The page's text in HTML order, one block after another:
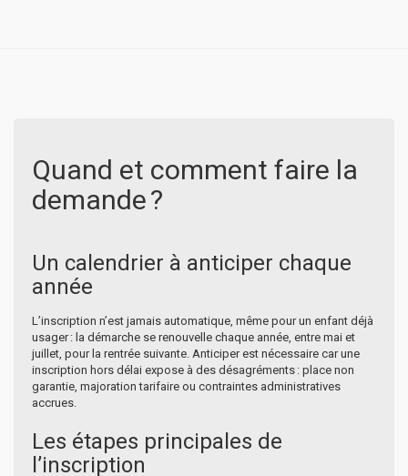
Quand et comment faire la
demande ?
Un calendrier à anticiper chaque
année
L’inscription n’est jamais automatique, même pour un enfant déjà
usager : la démarche se renouvelle chaque année, entre mai et
juillet, pour la rentrée suivante. Anticiper est nécessaire car une
inscription hors délai expose à des désagréments : place non
garantie, majoration tarifaire ou contraintes administratives
accrues.
Les étapes principales de
l’inscription